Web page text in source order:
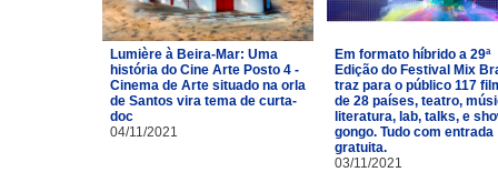
Lumière à Beira-Mar: Uma
história do Cine Arte Posto 4 -
Cinema de Arte situado na orla
de Santos vira tema de curta-
doc
04/11/2021
Em formato híbrido a 29ª
Edição do Festival Mix
traz para o público 117
de 28 países, teatro,
literatura, lab, talks, e
gongo. Tudo com entrada
gratuita.
03/11/2021